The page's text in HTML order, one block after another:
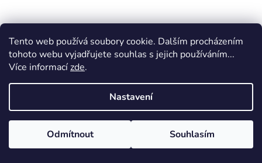
Tento web používá soubory cookie. Dalším procházením
tohoto webu vyjadřujete souhlas s jejich používáním...
Více informacízde.
Nastavení
Odmítnout Souhlasím